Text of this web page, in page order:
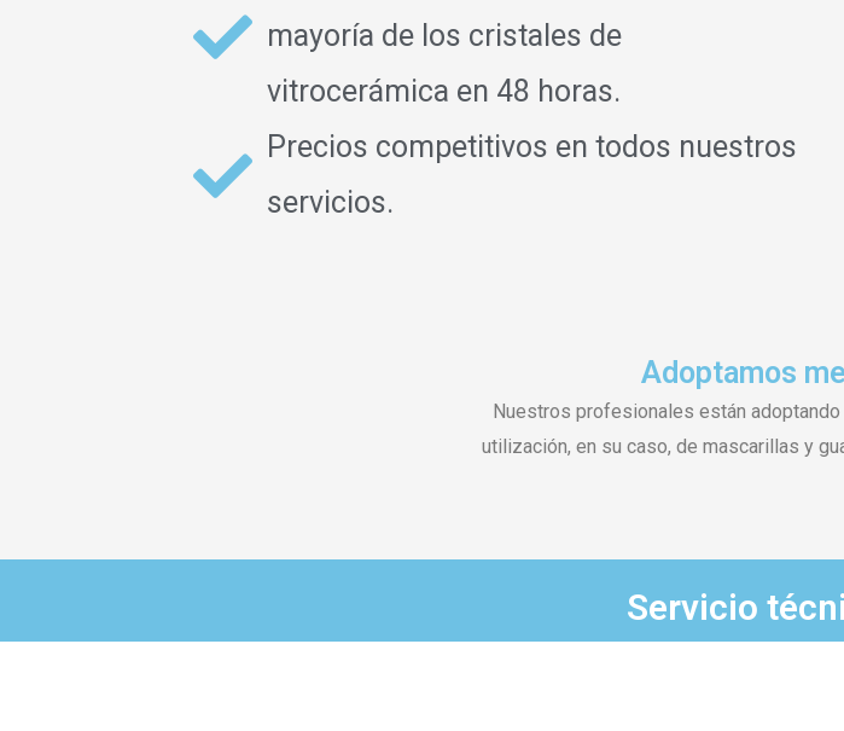
mayoría de los cristales de
vitrocerámica en 48 horas.
Precios competitivos en todos nuestros
servicios.
Adoptamos
Nuestros profesionales están
utilización, en su caso, de mascarillas y
Servicio